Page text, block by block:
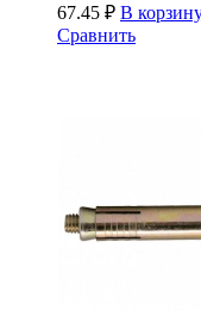
67.45 ₽ В
Сравнить